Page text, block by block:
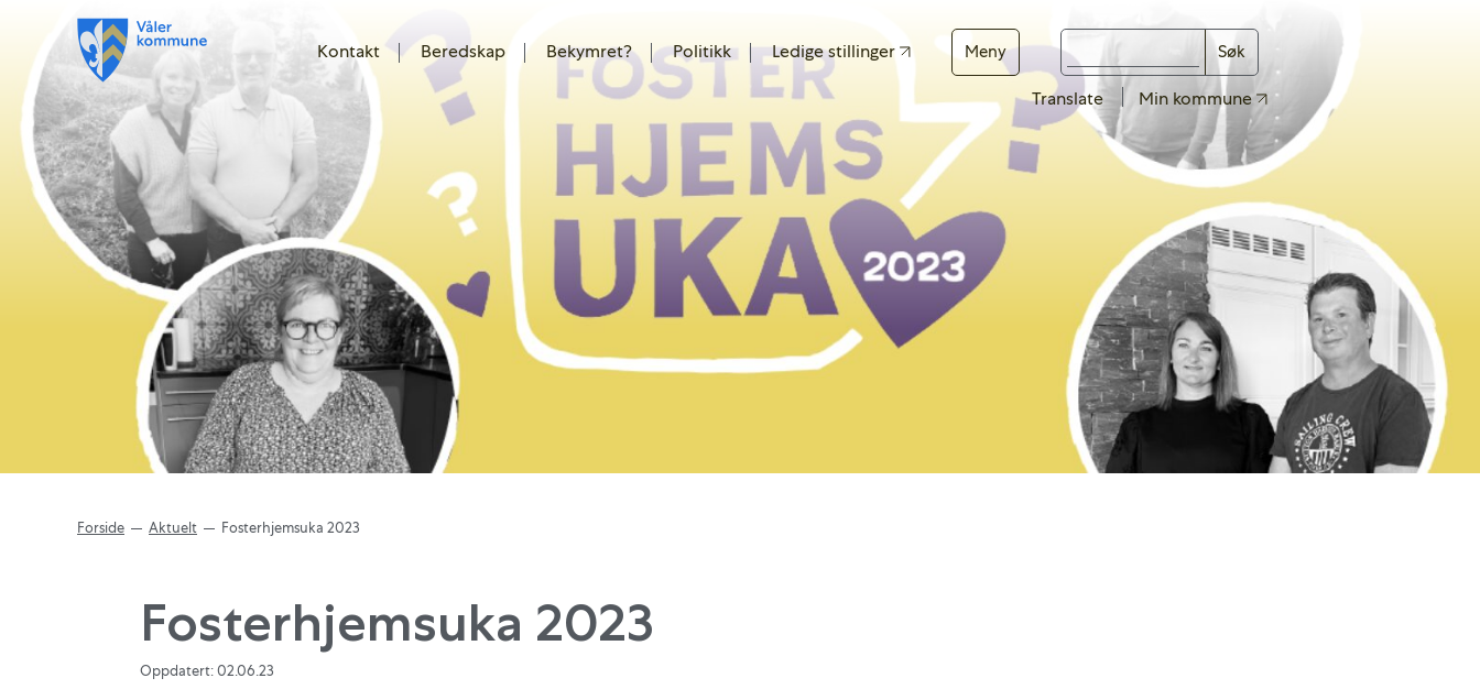
Kontakt Beredskap Bekymret? Politikk Ledige stillinger Meny Søk
Translate Min kommune
Forside Aktuelt Fosterhjemsuka 2023
Fosterhjemsuka 2023
Oppdatert: 02.06.23